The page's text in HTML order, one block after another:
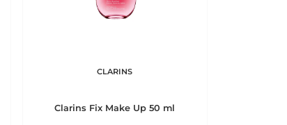
CLARINS
Clarins Fix Make Up 50 ml